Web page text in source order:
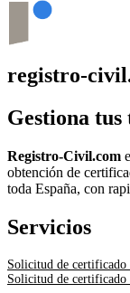
registro-
Gestiona
Registro-Civil.com
obtención de
toda España, con
Servicios
Solicitud de certificado
Solicitud de